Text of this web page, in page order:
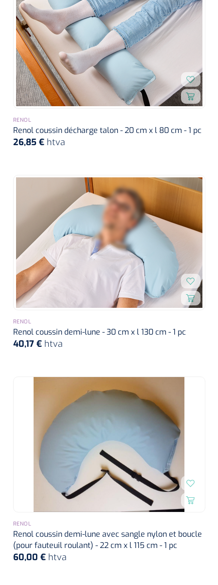
RENOL
Renol coussin décharge talon - 20 cm x l 80 cm - 1 pc
26,85 € htva
RENOL
Renol coussin demi-lune - 30 cm x l 130 cm - 1 pc
40,17 € htva
RENOL
Renol coussin demi-lune avec sangle nylon et boucle
(pour fauteuil roulant) - 22 cm x l 115 cm - 1 pc
60,00 € htva